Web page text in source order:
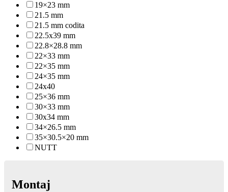
19×23 mm
21.5 mm
21.5 mm codita
22.5x39 mm
22.8×28.8 mm
22×33 mm
22×35 mm
24×35 mm
24x40
25×36 mm
30×33 mm
30x34 mm
34×26.5 mm
35×30.5×20 mm
NUTT
Montaj